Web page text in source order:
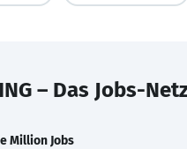
– Das Jobs-
Million Jobs